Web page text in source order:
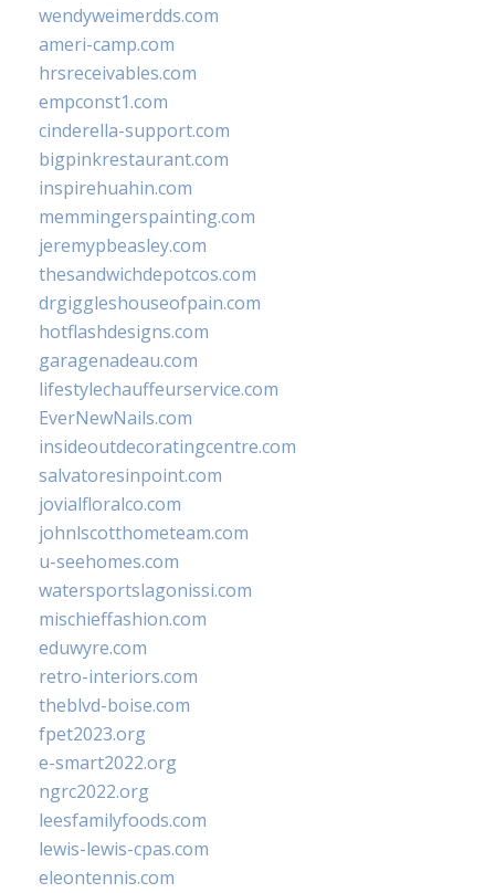
wendyweimerdds.com
ameri-camp.com
hrsreceivables.com
empconst1.com
cinderella-support.com
bigpinkrestaurant.com
inspirehuahin.com
memmingerspainting.com
jeremypbeasley.com
thesandwichdepotcos.com
drgiggleshouseofpain.com
hotflashdesigns.com
garagenadeau.com
lifestylechauffeurservice.com
EverNewNails.com
insideoutdecoratingcentre.com
salvatoresinpoint.com
jovialfloralco.com
johnlscotthometeam.com
u-seehomes.com
watersportslagonissi.com
mischieffashion.com
eduwyre.com
retro-interiors.com
theblvd-boise.com
fpet2023.org
e-smart2022.org
ngrc2022.org
leesfamilyfoods.com
lewis-lewis-cpas.com
eleontennis.com